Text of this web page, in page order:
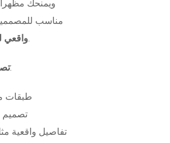
ويمنحك مظهراً
مناسب
واقعي.
يتضمن الملف:
طبقات
تصميم
تفاصيل واقعية